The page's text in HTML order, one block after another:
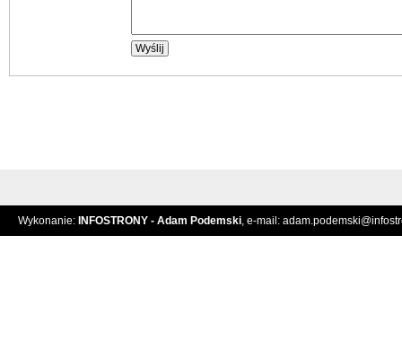
Wykonanie: INFOSTRONY - Adam Podemski, e-mail: